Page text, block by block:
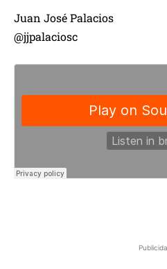
Juan José Palacios
@jjpalaciosc